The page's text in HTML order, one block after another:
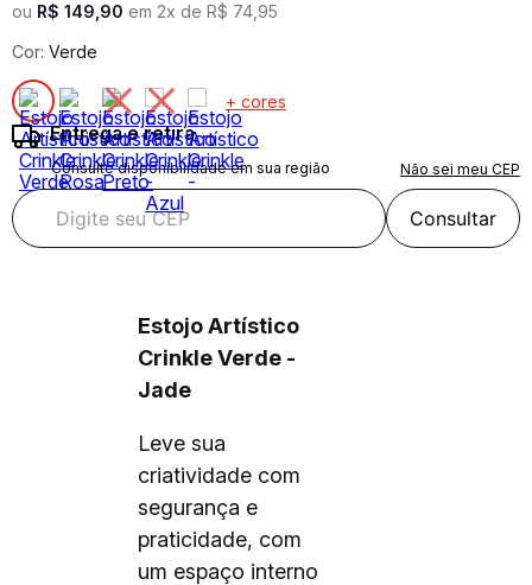
ou R$ 149 90 em 2x de R$ 74 95
Cor: Verde
+ cores
Entrega e retira
Consulte disponibilidade em sua região Não sei meu CEP
Consultar
Estojo Artístico
Crinkle Verde -
Jade
Leve sua
criatividade com
segurança e
praticidade, com
um espaço interno